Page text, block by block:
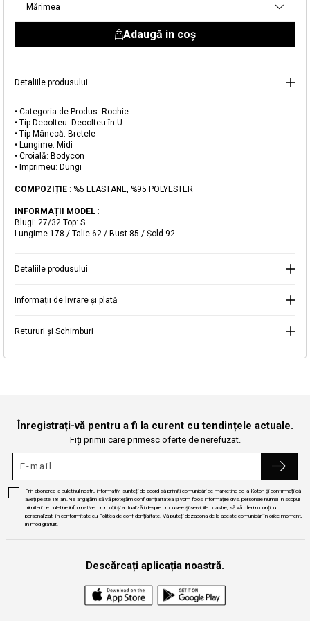
Mărimea
Adaugă in coş
Detaliile produsului
• Categoria de Produs: Rochie
• Tip Decolteu: Decolteu în U
• Tip Mânecă: Bretele
• Lungime: Midi
• Croială: Bodycon
• Imprimeu: Dungi
COMPOZIȚIE : %5 ELASTANE, %95 POLYESTER
INFORMAȚII MODEL :
Blugi: 27/32 Top: S
Lungime 178 / Talie 62 / Bust 85 / Şold 92
Detaliile produsului
Informații de livrare și plată
Retururi și Schimburi
Înregistrați-vă pentru a fi la curent cu tendințele actuale.
Fiți primii care primesc oferte de nerefuzat.
Prin abonarea la buletinul nostru informativ, sunteți de acord să primiți comunicări de marketing de la Koton și confirmați că
aveți peste 18 ani.Ne angajăm să vă protejăm confidențialitatea și vom folosi informațiile dvs. personale numai în scopul
trimiterii de buletine informative, promoții și actualizări despre produsele și serviciile noastre, să vă oferim conținut
personalizat, în conformitate cu Politica de confidențialitate. Vă puteți dezabona de la aceste comunicări în orice moment,
în mod gratuit.
Descărcați aplicația noastră.
Puteți ajunge la magazinul KOTON pe care îl căutați
selectând informațiile despre țară și oraș.
Selecteaza țaraCând produsul revine în stoc, vă
Adăugat în coș